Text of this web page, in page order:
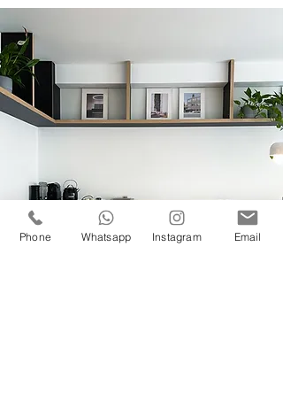
Phone Whatsapp Instagram Email